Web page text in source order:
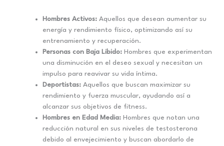
Hombres Activos: Aquellos que desean aumentar su
energía y rendimiento físico, optimizando así su
entrenamiento y recuperación.
Personas con Baja Libido: Hombres que experimentan
una disminución en el deseo sexual y necesitan un
impulso para reavivar su vida íntima.
Deportistas: Aquellos que buscan maximizar su
rendimiento y fuerza muscular, ayudando así a
alcanzar sus objetivos de fitness.
Hombres en Edad Media: Hombres que notan una
reducción natural en sus niveles de testosterona
debido al envejecimiento y buscan abordarlo de